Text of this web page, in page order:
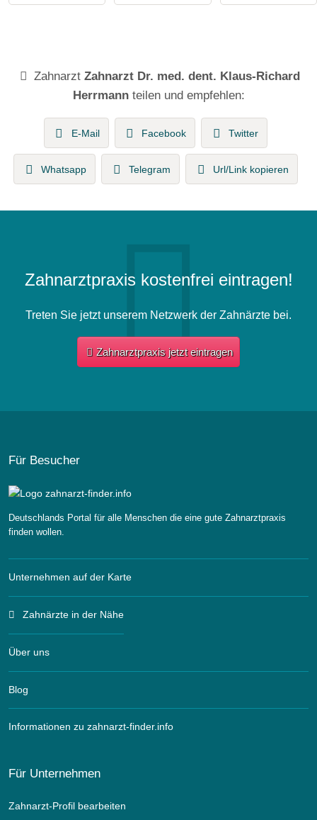
Zahnarzt Zahnarzt Dr. med. dent. Klaus-Richard
Herrmannteilen und empfehlen:
E-Mail Facebook Twitter
Whatsapp Telegram Url/Link kopieren
Zahnarztpraxis kostenfrei eintragen!
Treten Sie jetzt unserem Netzwerk der Zahnärzte bei.
Zahnarztpraxis jetzt eintragen
Für Besucher
Deutschlands Portal für alle Menschen die eine gute Zahnarztpraxis
finden wollen.
Unternehmen auf der Karte
Zahnärzte in der Nähe
Über uns
Blog
Informationen zu zahnarzt-finder.info
Für Unternehmen
Zahnarzt-Profil bearbeiten